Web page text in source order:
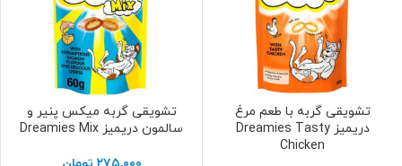
افزودن به سبد خرید
تشویقی گربه با طعم مرغ
دریمیز Dreamies Tasty
Chicken
افزودن به سبد خرید
تشویقی گربه میکس پنیر و
سالمون دریمیز Dreamies Mix